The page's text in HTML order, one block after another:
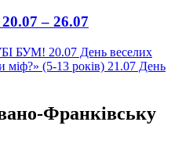
– 26.07
БУМ! 20.07 День веселих
міф?» (5-13 років) 21.07 День
Франківську